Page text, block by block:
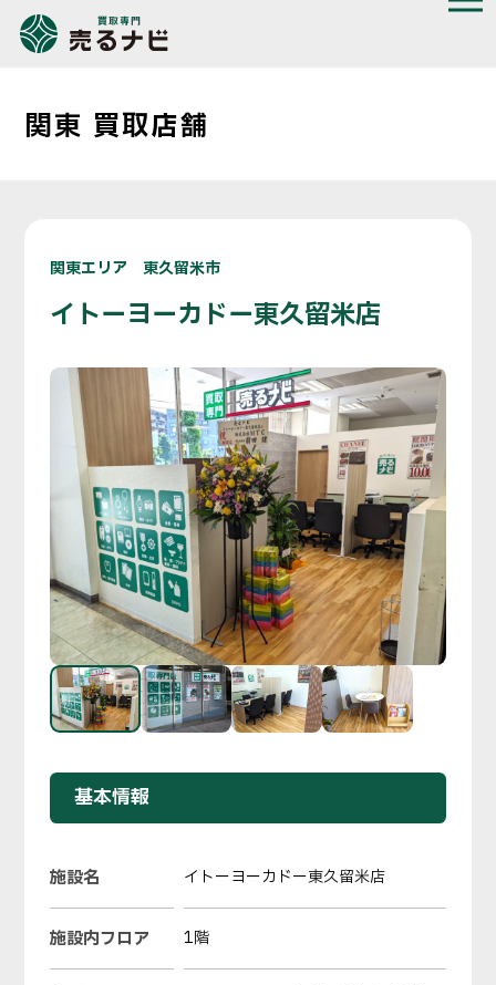
関東 買取店舗
関東エリア 東久留米市
イトーヨーカドー東久留米店
基本情報
施設名 イトーヨーカドー東久留米店
施設内フロア 1階